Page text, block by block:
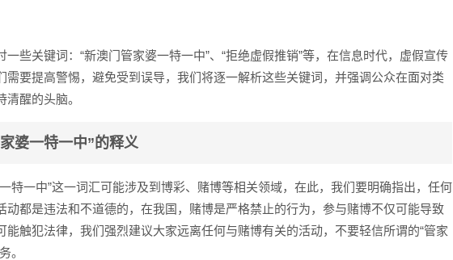
一些关键词：“新澳门管家婆一特一中”、“拒绝虚假推销”等，在信息时代，虚假宣传
需要提高警惕，避免受到误导，我们将逐一解析这些关键词，并强调公众在面对类
醒的头脑。
婆一特一中”的释义
特一中”这一词汇可能涉及到博彩、赌博等相关领域，在此，我们要明确指出，任何
动都是违法和不道德的，在我国，赌博是严格禁止的行为，参与赌博不仅可能导致
能触犯法律，我们强烈建议大家远离任何与赌博有关的活动，不要轻信所谓的“管家
。